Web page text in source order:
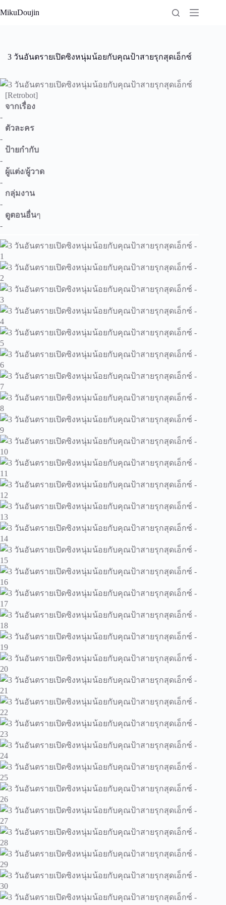
to
MikuDoujin
3 วันอันตรายเปิดซิงหนุ่มน้อยกับคุณป้าสายรุกสุดเอ็กซ์
[Retrobot]
จากเรื่อง
-
ตัวละคร
-
ป้ายกำกับ
-
ผู้แต่ง/ผู้วาด
-
กลุ่มงาน
-
ดูตอนอื่นๆ
-